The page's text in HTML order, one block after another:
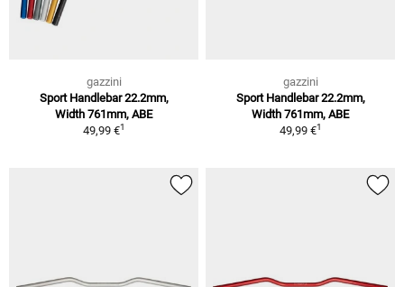
gazzini
Sport Handlebar 22.2mm,
Width 761mm, ABE
49,99 €1
gazzini
Sport Handlebar 22.2mm,
Width 761mm, ABE
49,99 €1